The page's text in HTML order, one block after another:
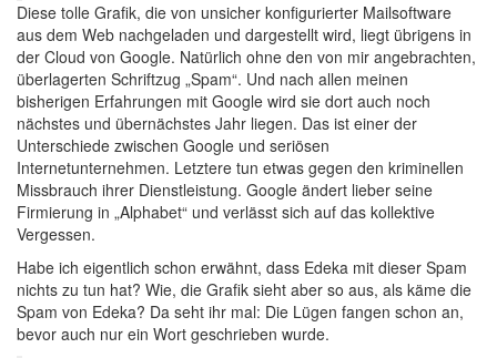
Diese tolle Grafik, die von unsicher konfigurierter Mailsoftware
aus dem Web nachgeladen und dargestellt wird, liegt übrigens in
der Cloud von Google. Natürlich ohne den von mir angebrachten,
überlagerten Schriftzug „Spam“. Und nach allen meinen
bisherigen Erfahrungen mit Google wird sie dort auch noch
nächstes und übernächstes Jahr liegen. Das ist einer der
Unterschiede zwischen Google und seriösen
Internetunternehmen. Letztere tun etwas gegen den kriminellen
Missbrauch ihrer Dienstleistung. Google ändert lieber seine
Firmierung in „Alphabet“ und verlässt sich auf das kollektive
Vergessen.
Habe ich eigentlich schon erwähnt, dass Edeka mit dieser Spam
nichts zu tun hat? Wie, die Grafik sieht aber so aus, als käme die
Spam von Edeka? Da seht ihr mal: Die Lügen fangen schon an,
bevor auch nur ein Wort geschrieben wurde.